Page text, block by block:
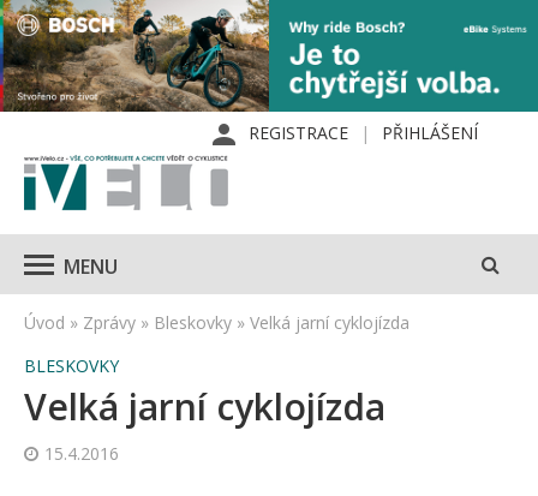
REGISTRACE PŘIHLÁŠENÍ
MENU
Úvod » Zprávy » Bleskovky » Velká jarní cyklojízda
BLESKOVKY
Velká jarní cyklojízda
15.4.2016